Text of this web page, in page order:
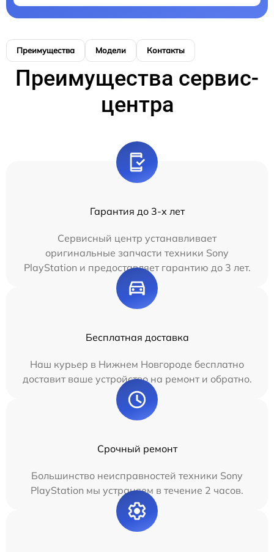
Преимущества Модели Контакты
Преимущества сервис-
центра
Гарантия до 3-х лет
Сервисный центр устанавливает
оригинальные запчасти техники Sony
PlayStation и предоставляет гарантию до 3 лет.
Бесплатная доставка
Наш курьер в Нижнем Новгороде бесплатно
доставит ваше устройство на ремонт и обратно.
Срочный ремонт
Большинство неисправностей техники Sony
PlayStation мы устраняем в течение 2 часов.